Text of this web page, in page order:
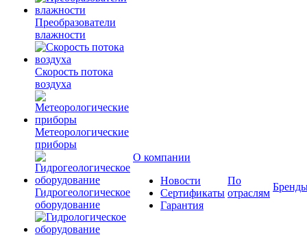
Преобразователи
влажности
Скорость потока
воздуха
Метеорологические
приборы
Гидрогеологическое
оборудование
О компании
Новости
Сертификаты
Гарантия
По
отраслям